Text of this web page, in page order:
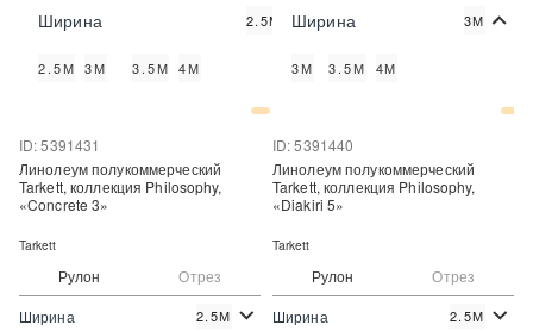
Цена:Ширина 2.5М
2.5М 3М 3.5М 4М
Цена:Ширина 3М
3М 3.5М 4М
Рулон Отрез
ID: 5391431
Линолеум полукоммерческий
Tarkett, коллекция Philosophy,
«Concrete 3»
Tarkett
Ширина 2.5М
Рулон Отрез
ID: 5391440
Линолеум полукоммерческий
Tarkett, коллекция Philosophy,
«Diakiri 5»
Tarkett
Ширина 2.5М